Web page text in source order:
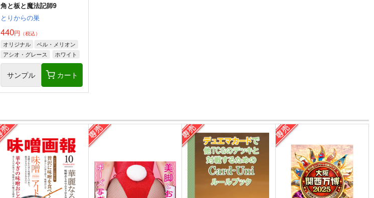
角と板と魔法記師9
とりからの巣
440円 （税込）
オリジナル
ベル・メリオン
アシオ・グレース
ホワイト
サンプル カート